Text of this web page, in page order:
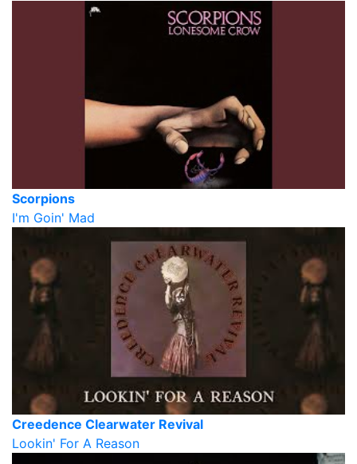
Scorpions
I'm Goin' Mad
Creedence Clearwater Revival
Lookin' For A Reason